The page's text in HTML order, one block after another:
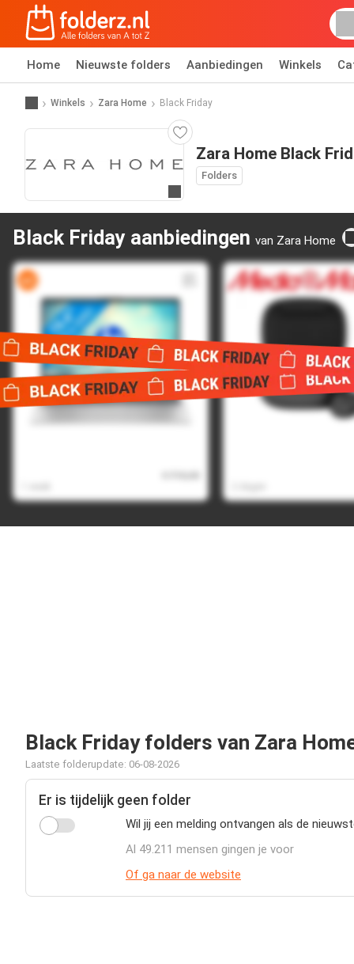
Home Nieuwste folders Aanbiedingen Winkels
Winkels Zara Home Black Friday
Zara Home Black
Folders
Black Friday aanbiedingen van Zara Home
Black Friday folders van Zara
Laatste folderupdate: 06-08-2026
Er is tijdelijk geen folder
Wil jij een melding ontvangen als de
Al 49.211 mensen gingen je voor
Of ga naar de website